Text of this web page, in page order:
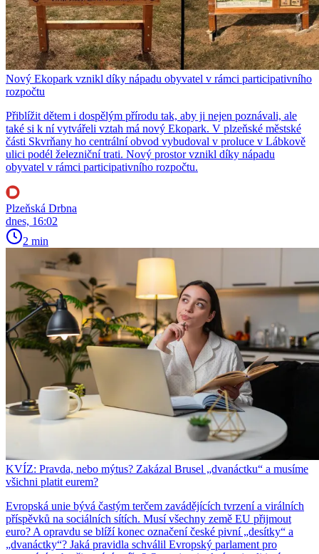
Nový Ekopark vznikl díky nápadu obyvatel v rámci participativního
rozpočtu
Přiblížit dětem i dospělým přírodu tak, aby ji nejen poznávali, ale
také si k ní vytvářeli vztah má nový Ekopark. V plzeňské městské
části Skvrňany ho centrální obvod vybudoval v proluce v Lábkově
ulici podél železniční trati. Nový prostor vznikl díky nápadu
obyvatel v rámci participativního rozpočtu.
Plzeňská Drbna
dnes, 16:02
2 min
KVÍZ: Pravda, nebo mýtus? Zakázal Brusel „dvanáctku“ a musíme
všichni platit eurem?
Evropská unie bývá častým terčem zavádějících tvrzení a virálních
příspěvků na sociálních sítích. Musí všechny země EU přijmout
euro? A opravdu se blíží konec označení české pivní „desítky“ a
„dvanáctky“? Jaká pravidla schválil Evropský parlament pro